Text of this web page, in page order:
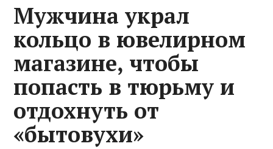
Мужчина украл
кольцо в ювелирном
магазине, чтобы
попасть в тюрьму и
отдохнуть от
«бытовухи»